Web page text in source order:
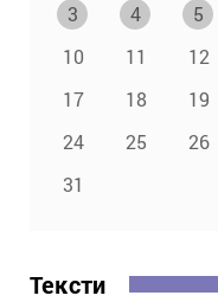
3
4 5
10
11 12
17
18 19
24
25 26
31
Тексти